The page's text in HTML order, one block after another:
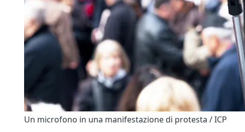
Un microfono in una manifestazione di protesta / ICP